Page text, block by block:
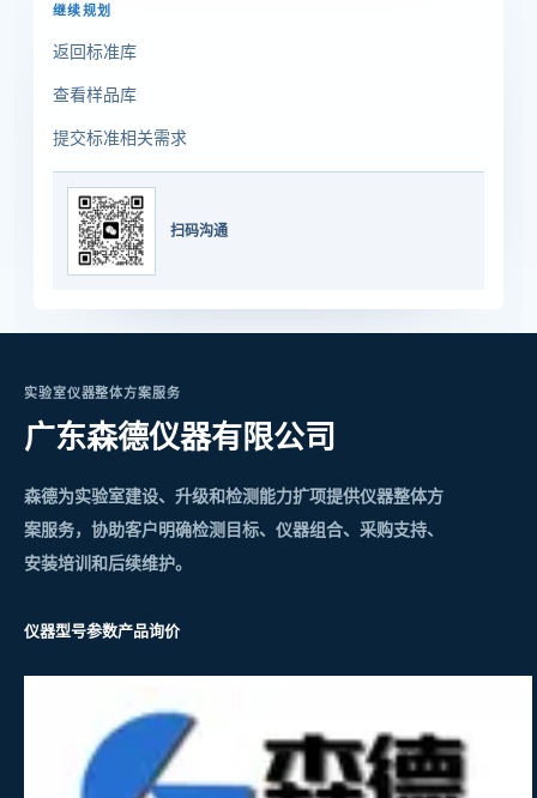
继续规划
返回标准库
查看样品库
提交标准相关需求
扫码沟通
实验室仪器整体方案服务
广东森德仪器有限公司
森德为实验室建设、升级和检测能力扩项提供仪器整体方
案服务，协助客户明确检测目标、仪器组合、采购支持、
安装培训和后续维护。
仪器型号参数产品询价